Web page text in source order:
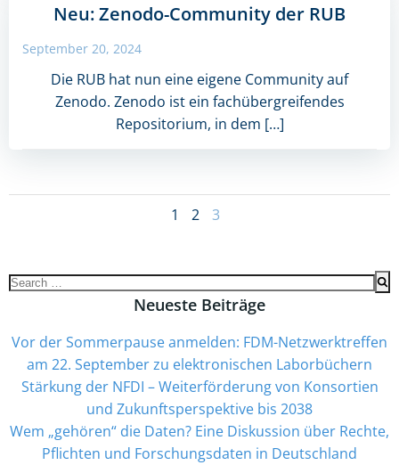
Neu: Zenodo-Community der RUB
September 20, 2024
Die RUB hat nun eine eigene Community auf
Zenodo. Zenodo ist ein fachübergreifendes
Repositorium, in dem […]
Posts
navigation
Page
1 Page
2 Page
3
Search
Neueste Beiträge
Vor der Sommerpause anmelden: FDM-Netzwerktreffen
am 22. September zu elektronischen Laborbüchern
Stärkung der NFDI – Weiterförderung von Konsortien
und Zukunftsperspektive bis 2038
Wem „gehören“ die Daten? Eine Diskussion über Rechte,
Pflichten und Forschungsdaten in Deutschland